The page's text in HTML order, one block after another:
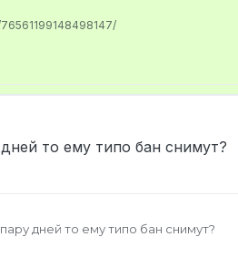
то ему типо бан снимут?
дней то ему типо бан снимут?